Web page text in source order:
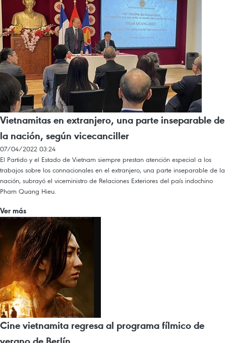
Vietnamitas en extranjero, una parte inseparable de
la nación, según vicecanciller
07/04/2022 03:24
El Partido y el Estado de Vietnam siempre prestan atención especial a los
trabajos sobre los connacionales en el extranjero, una parte inseparable de la
nación, subrayó el viceministro de Relaciones Exteriores del país indochino
Pham Quang Hieu.
Ver más
Cine vietnamita regresa al programa fílmico de